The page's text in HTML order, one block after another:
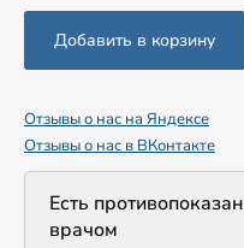
Отзывы о нас на Яндексе
Отзывы о нас в ВКонтакте
Есть
врачом